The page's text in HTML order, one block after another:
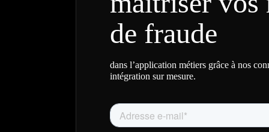
de fraude
dans l’application métiers grâce à nos
intégration sur mesure.